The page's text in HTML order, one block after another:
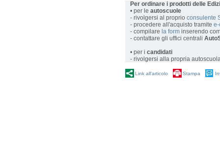
Per ordinare i prodotti delle
• per le autoscuole
- rivolgersi al proprio consulente
- procedere all'acquisto tramite e-
- compilare la form inserendo
- contattare gli uffici centrali
• per i candidati
- rivolgersi alla propria
Link all'articolo Stampa